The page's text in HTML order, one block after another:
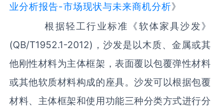
业分析报告-市场现状与未来商机分析》
根据轻工行业标准《软体家具沙发》
(QB/T1952.1-2012)，沙发是以木质、金属或其
他刚性材料为主体框架，表面覆以包覆弹性材料
或其他软质材料构成的座具。沙发可以根据包覆
材料、主体框架和使用功能三种分类方式进行分